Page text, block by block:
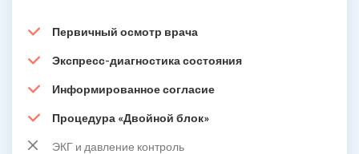
Первичный осмотр врача
Экспресс-диагностика состояния
Информированное согласие
Процедура «Двойной блок»
ЭКГ и давление контроль